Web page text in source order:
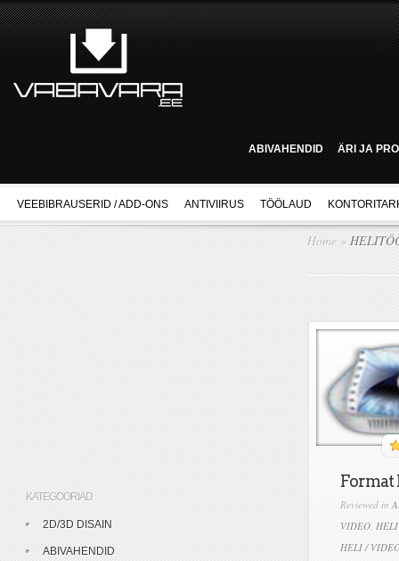
ABIVAHENDID ÄRI JA
VEEBIBRAUSERID / ADD-ONS ANTIVIIRUS TÖÖLAUD
Home »
Format
Reviewed in
VIDEO,
HELI /
KATEGOORIAD
2D/3D DISAIN
ABIVAHENDID